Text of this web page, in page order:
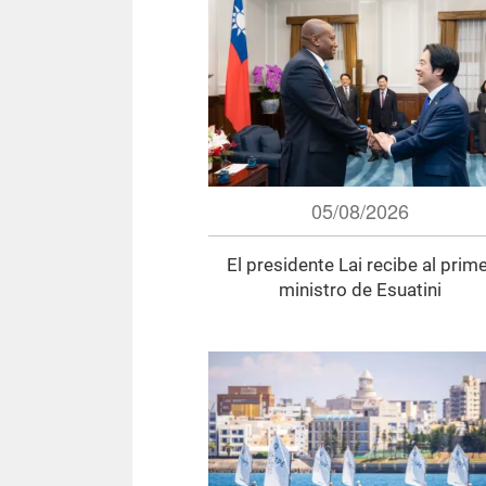
05/08/2026
El presidente Lai recibe al
ministro de Esuatini